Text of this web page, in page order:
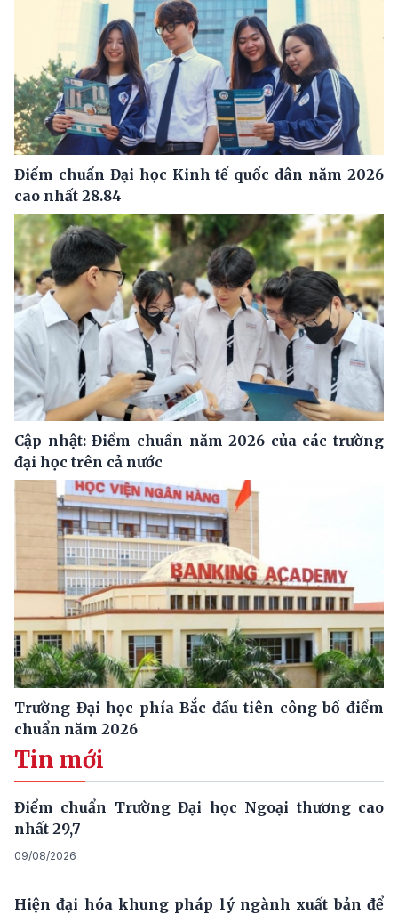
Điểm chuẩn Đại học Kinh tế quốc dân năm 2026
cao nhất 28.84
Cập nhật: Điểm chuẩn năm 2026 của các trường
đại học trên cả nước
Trường Đại học phía Bắc đầu tiên công bố điểm
chuẩn năm 2026
Tin mới
Điểm chuẩn Trường Đại học Ngoại thương cao
nhất 29,7
09/08/2026
Hiện đại hóa khung pháp lý ngành xuất bản để